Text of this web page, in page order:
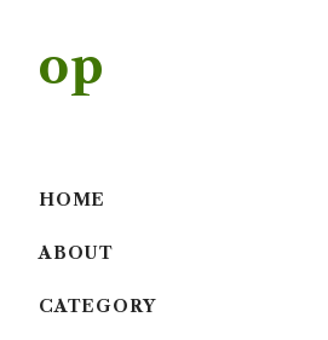
op
HOME
ABOUT
CATEGORY